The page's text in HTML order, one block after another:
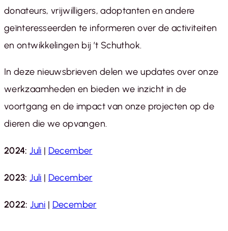
donateurs, vrijwilligers, adoptanten en andere
geïnteresseerden te informeren over de activiteiten
en ontwikkelingen bij ’t Schuthok.
In deze nieuwsbrieven delen we updates over onze
werkzaamheden en bieden we inzicht in de
voortgang en de impact van onze projecten op de
dieren die we opvangen.
2024:Juli | December
2023:Juli | December
2022:Juni | December